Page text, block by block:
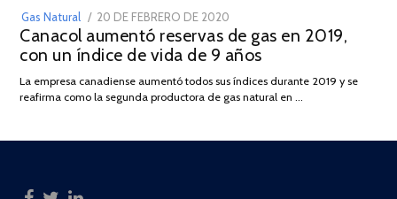
Gas Natural
POSTED
ON
20 DE FEBRERO DE 2020
DE
JULIO
2025
Canacol aumentó reservas de gas en 2019,
con un índice de vida de 9 años
La empresa canadiense aumentó todos sus índices durante 2019 y se
reafirma como la segunda productora de gas natural en …